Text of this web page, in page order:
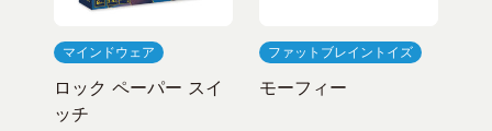
マインドウェア
ロック ペーパー スイ
ッチ
ファットブレイントイズ
モーフィー